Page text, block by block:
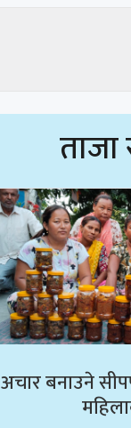
अचार बनाउने